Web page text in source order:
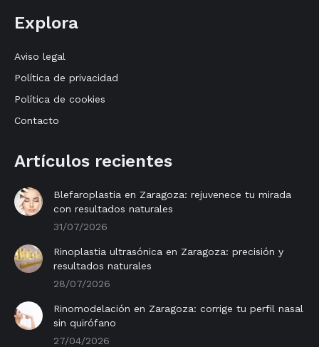
opens
new
window
opens
new
window
Explora
Aviso legal
Política de privacidad
Política de cookies
Contacto
Artículos recientes
Blefaroplastia en Zaragoza: rejuvenece tu mirada
con resultados naturales
31/07/2026
Rinoplastia ultrasónica en Zaragoza: precisión y
resultados naturales
28/07/2026
Rinomodelación en Zaragoza: corrige tu perfil nasal
sin quirófano
27/04/2026